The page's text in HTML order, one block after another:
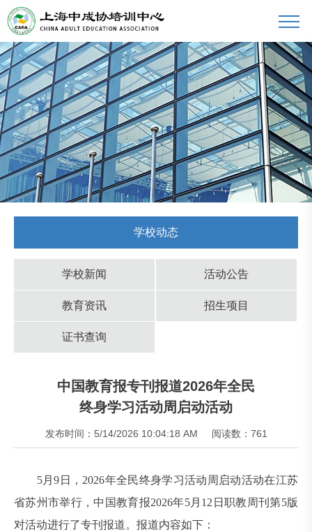
学校动态
学校新闻 活动公告
教育资讯 招生项目
证书查询
中国教育报专刊报道2026年全民
终身学习活动周启动活动
发布时间：5/14/2026 10:04:18 AM 阅读数：761
5月9日，2026年全民终身学习活动周启动活动在江苏
省苏州市举行，中国教育报2026年5月12日职教周刊第5版
对活动进行了专刊报道。报道内容如下：